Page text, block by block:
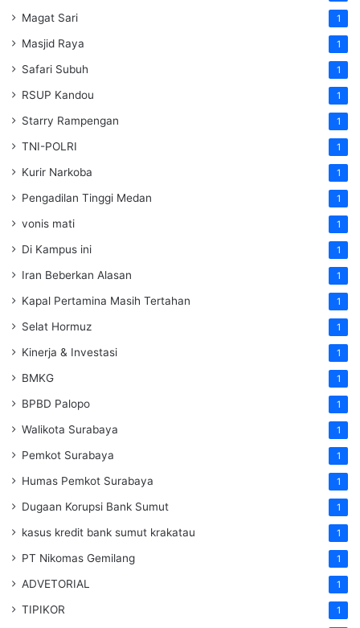
Magat Sari 1
Masjid Raya 1
Safari Subuh 1
RSUP Kandou 1
Starry Rampengan 1
TNI-POLRI 1
Kurir Narkoba 1
Pengadilan Tinggi Medan 1
vonis mati 1
Di Kampus ini 1
Iran Beberkan Alasan 1
Kapal Pertamina Masih Tertahan 1
Selat Hormuz 1
Kinerja & Investasi 1
BMKG 1
BPBD Palopo 1
Walikota Surabaya 1
Pemkot Surabaya 1
Humas Pemkot Surabaya 1
Dugaan Korupsi Bank Sumut 1
kasus kredit bank sumut krakatau 1
PT Nikomas Gemilang 1
ADVETORIAL 1
TIPIKOR 1